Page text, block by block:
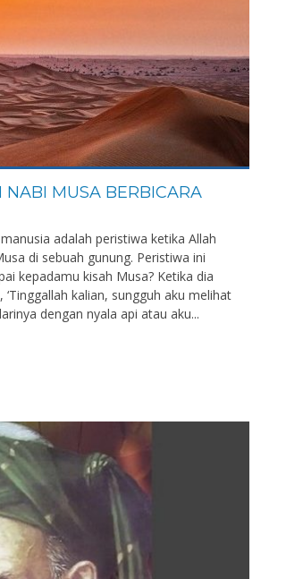
MUSA BERBICARA
adalah peristiwa ketika Allah
di sebuah gunung. Peristiwa ini
kepadamu kisah Musa? Ketika dia
kalian, sungguh aku melihat
dengan nyala api atau aku...